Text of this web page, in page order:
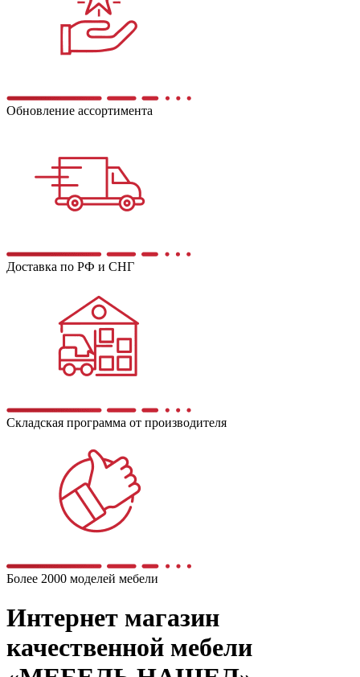
Обновление ассортимента
Доставка по РФ и СНГ
Складская программа от производителя
Более 2000 моделей мебели
Интернет магазин
качественной мебели